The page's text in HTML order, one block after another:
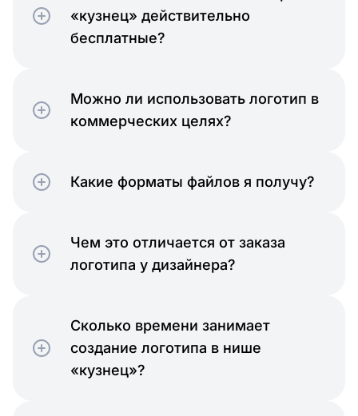
«кузнец» действительно
бесплатные?
Можно ли использовать логотип в
коммерческих целях?
Какие форматы файлов я получу?
Чем это отличается от заказа
логотипа у дизайнера?
Сколько времени занимает
создание логотипа в нише
«кузнец»?